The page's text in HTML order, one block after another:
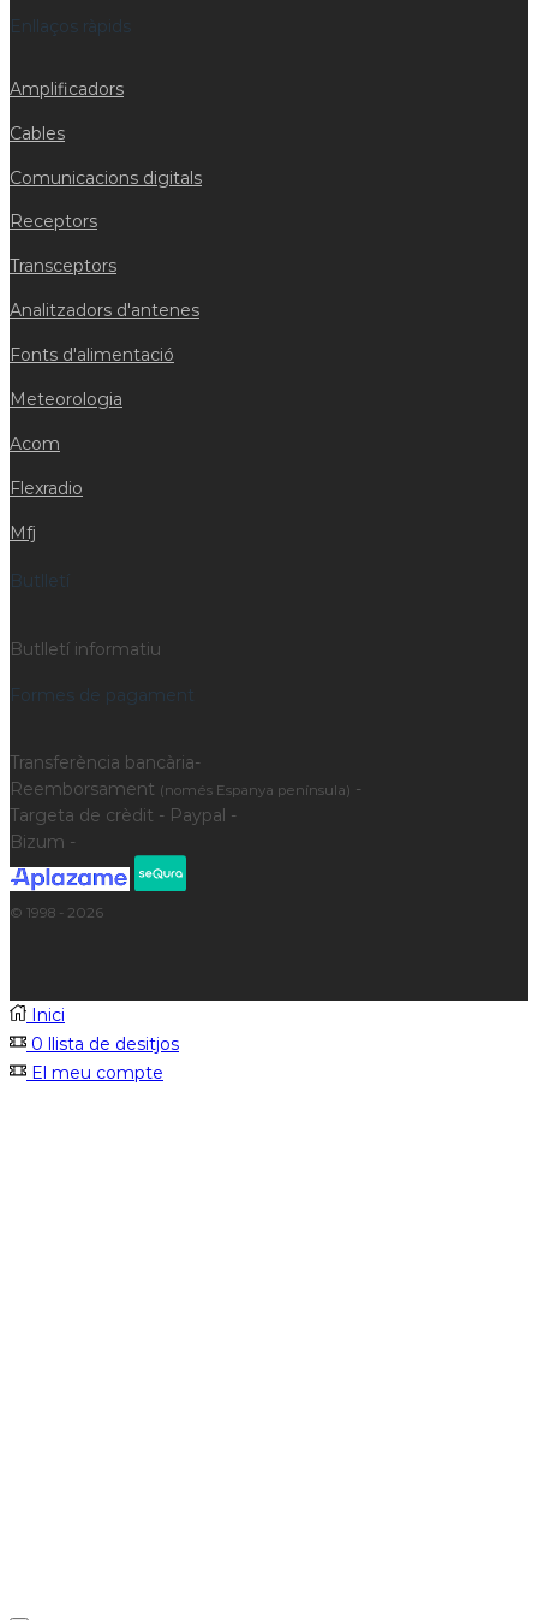
Enllaços ràpids
Amplificadors
Cables
Comunicacions digitals
Receptors
Transceptors
Analitzadors d'antenes
Fonts d'alimentació
Meteorologia
Acom
Flexradio
Mfj
Butlletí
Butlletí informatiu
Formes de pagament
Transferència bancària-
Reemborsament (només Espanya península) -
Targeta de crèdit - Paypal -
Bizum -
© 1998 - 2026
Inici
0 llista de desitjos
El meu compte